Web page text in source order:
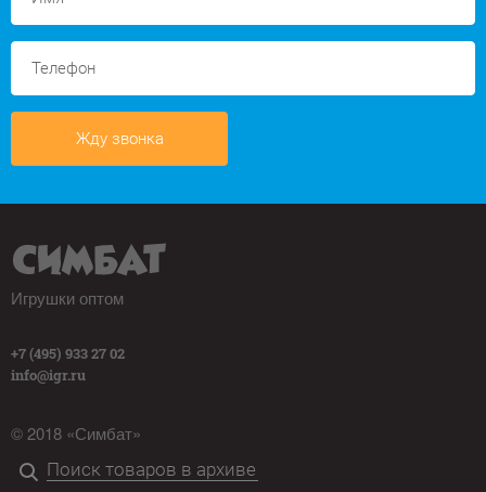
Жду звонка
Игрушки оптом
+7 (495) 933 27 02
info@igr.ru
© 2018 «Симбат»